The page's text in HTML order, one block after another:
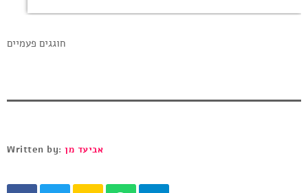
חוגגים פעמיים
Written by:אביעד מן